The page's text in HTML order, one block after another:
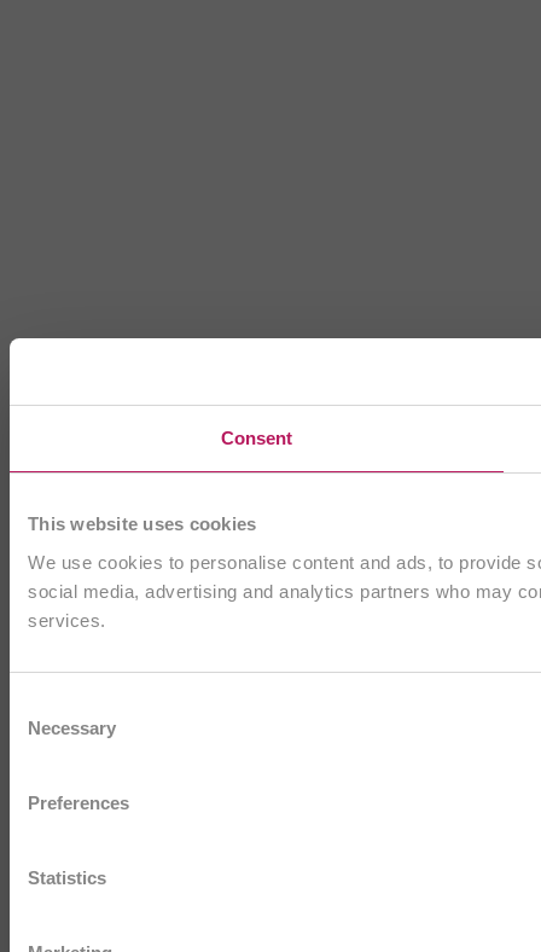
Consent
This website uses cookies
We use cookies to personalise content and ads, to provide
social media, advertising and analytics partners who may
services.
Selection
Necessary
Preferences
Statistics